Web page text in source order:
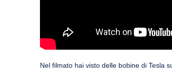
Nel filmato hai visto delle bobine di Tesla